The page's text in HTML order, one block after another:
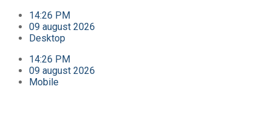
14:26 PM
09 august 2026
Desktop
14:26 PM
09 august 2026
Mobile